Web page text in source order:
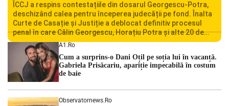
ÎCCJ a respins contestațiile din dosarul Georgescu-Potra,
deschizând calea pentru începerea judecății pe fond. Înalta
Curte de Casație și Justiție a deblocat definitiv procesul
penal în care Călin Georgescu, Horațiu Potra și alte 20 de
persoane sunt acuzați de acțiuni îndreptate împotriva
ordinii constituționale. În ședința din camera preliminară,
judecătorii de la instanța supremă au […]
A1.ro
Cum a surprins-o Dani Oțil pe soția lui în vacanță.
Gabriela Prisăcariu, apariție impecabilă în costum
de baie
Observatornews.ro